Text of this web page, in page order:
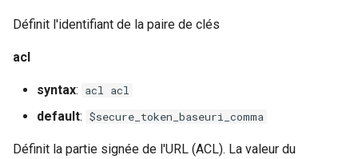
Définit l'identifiant de la paire de clés
acl
syntax: acl acl
default: $secure_token_baseuri_comma
Définit la partie signée de l'URL (ACL). La valeur du